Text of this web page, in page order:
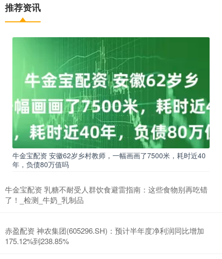
推荐资讯
牛金宝配资 安徽62岁乡村教师，一幅画画了7500米，耗时近40
年，负债80万值吗
牛金宝配资 乳糖不耐受人群饮食避雷指南：这些食物别再吃错
了！_检测_牛奶_乳制品
赤盈配资 神农集团(605296.SH)：预计半年度净利润同比增加
175.12%到238.85%